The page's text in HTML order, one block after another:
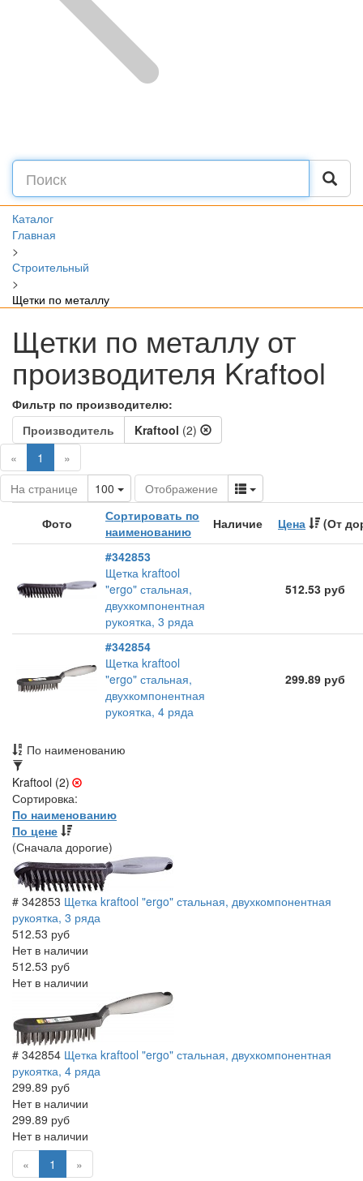
Каталог
Главная
>
Строительный
>
Щетки по металлу
Щетки по металлу от
производителя Kraftool
Фильтр по производителю:
Производитель
Kraftool (2)
«
1 (current)
»
На странице
100 Toggle Dropdown
Отображение Toggle Dropdown
Фото
Сортировать по
наименованию
Наличие Цена (От
#342853
Щетка kraftool
"ergo" стальная,
двухкомпонентная
рукоятка, 3 ряда
512.53 руб
#342854
Щетка kraftool
"ergo" стальная,
двухкомпонентная
рукоятка, 4 ряда
299.89 руб
По наименованию
Kraftool (2)
Сортировка:
По наименованию
По цене
(Сначала дорогие)
# 342853 Щетка kraftool "ergo" стальная, двухкомпонентная
рукоятка, 3 ряда
512.53 руб
Нет в наличии
512.53 руб
Нет в наличии
# 342854 Щетка kraftool "ergo" стальная, двухкомпонентная
рукоятка, 4 ряда
299.89 руб
Нет в наличии
299.89 руб
Нет в наличии
«
1 (current)
»